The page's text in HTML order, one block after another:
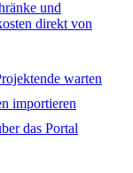
und
direkt von
warten
importieren
das Portal